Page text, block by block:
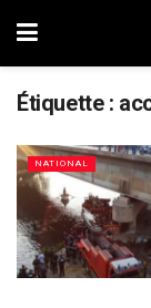
Étiquette :
NATIONAL